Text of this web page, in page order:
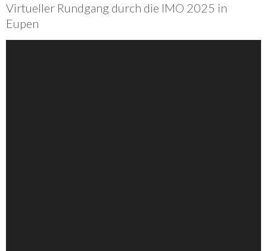
Virtueller Rundgang durch die IMO 2025 in
Eupen